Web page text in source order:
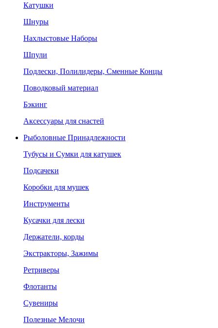
Катушки
Шнуры
Нахлыстовые Наборы
Шпули
Подлески, Полилидеры, Сменные Концы
Поводковый материал
Бэкинг
Аксессуары для снастей
Рыболовные Принадлежности
Тубусы и Сумки для катушек
Подсачеки
Коробки для мушек
Инструменты
Кусачки для лески
Держатели, корды
Экстракторы, Зажимы
Ретриверы
Флотанты
Сувениры
Полезные Мелочи